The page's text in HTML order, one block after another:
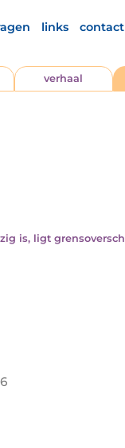
links contact
verhaal
is, ligt